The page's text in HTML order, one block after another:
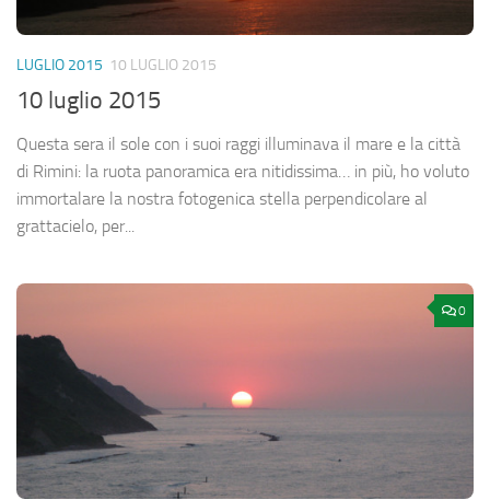
LUGLIO 2015 10 LUGLIO 2015
10 luglio 2015
Questa sera il sole con i suoi raggi illuminava il mare e la città
di Rimini: la ruota panoramica era nitidissima… in più, ho voluto
immortalare la nostra fotogenica stella perpendicolare al
grattacielo, per...
0